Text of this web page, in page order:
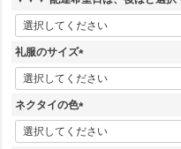
)
礼服のサイズ
(
必
須
)
ネクタイの色
(
必